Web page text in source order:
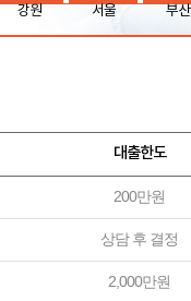
강원 서울 부산
대출한도
200만원
상담 후 결정
2,000만원